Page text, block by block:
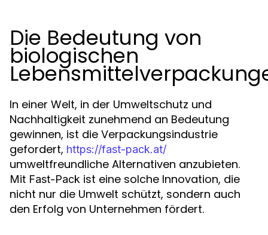
Die Bedeutung von
biologischen
In einer Welt, in der Umweltschutz und
Nachhaltigkeit zunehmend an Bedeutung
gewinnen, ist die Verpackungsindustrie
gefordert, https://fast-pack.at/
umweltfreundliche Alternativen anzubieten.
Mit Fast-Pack ist eine solche Innovation, die
nicht nur die Umwelt schützt, sondern auch
den Erfolg von Unternehmen fördert.